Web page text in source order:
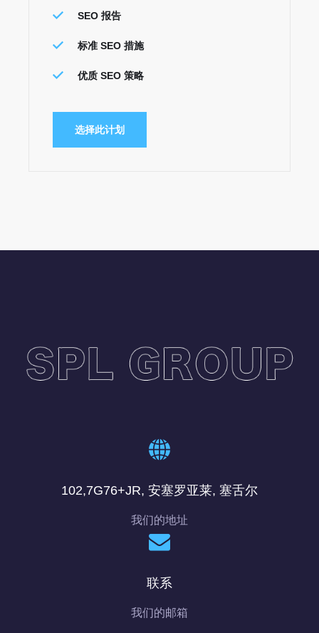
SEO 报告
标准 SEO 措施
优质 SEO 策略
选择此计划
102,7G76+JR, 安塞罗亚莱, 塞舌尔
我们的地址
联系
我们的邮箱